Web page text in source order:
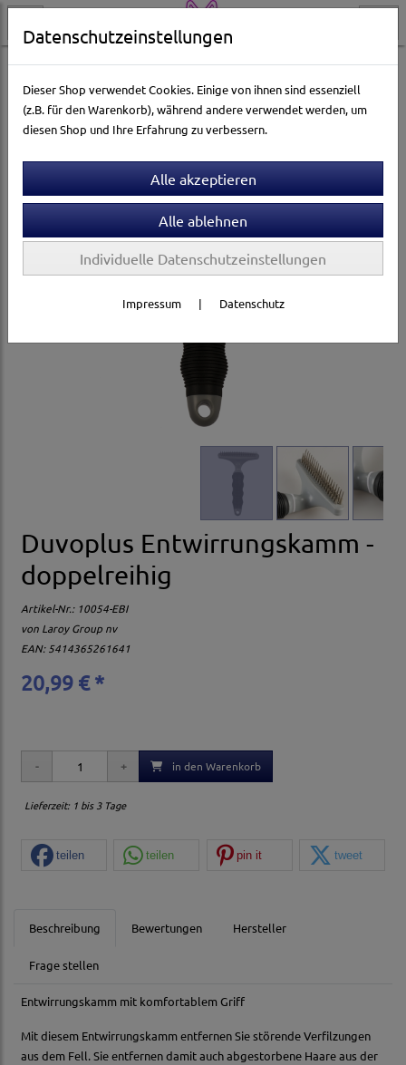
Hundewelt Pflege & Gesundheit Fellpflege Fellkämme
Duvoplus Entwirrungskamm -
doppelreihig
Artikel-Nr.: 10054-EBI
von Laroy Group nv
EAN: 5414365261641
20,99 € *
in den Warenkorb
Lieferzeit: 1 bis 3 Tage
teilen teilen pin it tweet
Beschreibung Bewertungen Hersteller
Frage stellen
Entwirrungskamm mit komfortablem Griff
Mit diesem Entwirrungskamm entfernen Sie störende Verfilzungen
aus dem Fell. Sie entfernen damit auch abgestorbene Haare aus der
Datenschutzeinstellungen
Dieser Shop verwendet Cookies. Einige von ihnen sind essenziell
(z.B. für den Warenkorb), während andere verwendet werden, um
diesen Shop und Ihre Erfahrung zu verbessern.
Individuelle Datenschutzeinstellungen
Impressum | Datenschutz